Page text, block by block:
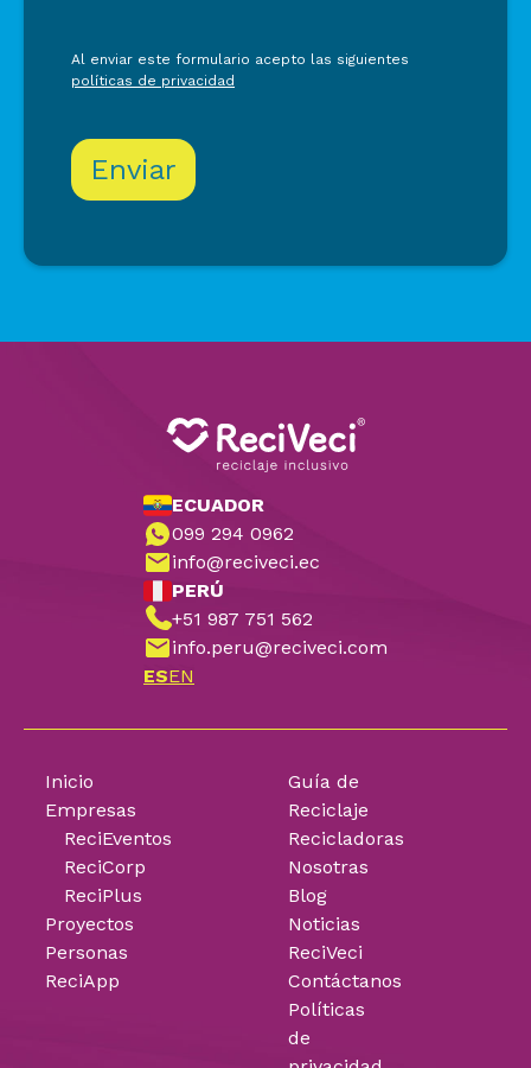
Al enviar este formulario acepto las siguientes
políticas de privacidad
ECUADOR
099 294 0962
info@reciveci.ec
PERÚ
+51 987 751 562
info.peru@reciveci.com
ESEN
Inicio
Empresas
ReciEventos
ReciCorp
ReciPlus
Proyectos
Personas
ReciApp
Guía de
Reciclaje
Recicladoras
Nosotras
Blog
Noticias
ReciVeci
Contáctanos
Políticas
de